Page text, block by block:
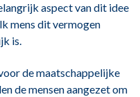
aspect van dit idee
mens dit vermogen
is.
de maatschappelijke
de mensen aangezet om